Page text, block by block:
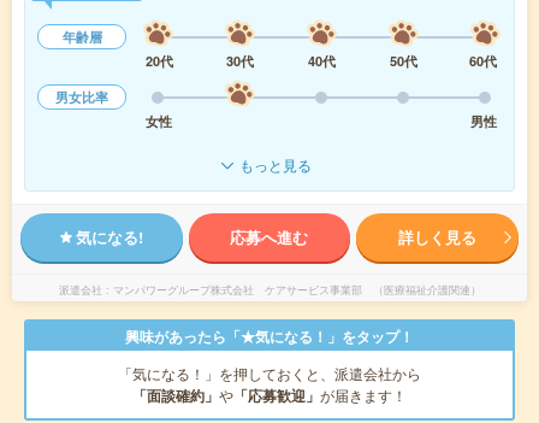
年齢層
20代
30代 40代 50代
60代
男女比率
女性
男性
もっと見る
気になる! 応募へ進む 詳しく見る
派遣会社 マンパワーグループ株式会社 ケアサービス事業部 （医療福祉介護関連）
興味があったら「★気になる！」をタップ！
「気になる！」を押しておくと、派遣会社から
「面談確約」 や 「応募歓迎」 が届きます！